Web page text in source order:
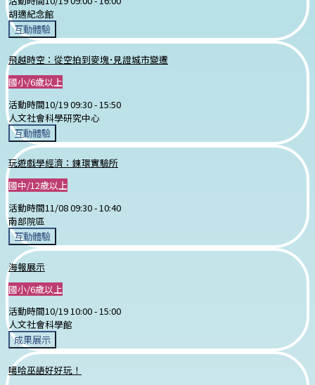
胡適紀念館
互動體驗
飛越時空：從空拍到麥塊･見證城市變遷
國小/6歲以上
活動時間10/19 09:30 - 15:50
人文社會科學研究中心
互動體驗
玩遊戲學經濟：鍊環實驗所
國中/12歲以上
活動時間11/08 09:30 -10:40
南部院區
互動體驗
海報展示
國小/6歲以上
活動時間10/19 10:00 -15:00
人文社會科學館
成果展示
噶哈巫語好好玩！